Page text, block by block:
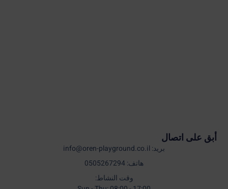
أبق على اتصال
بريد: info@oren-playground.co.il
هاتف: 0505267294
وقت النشاط: